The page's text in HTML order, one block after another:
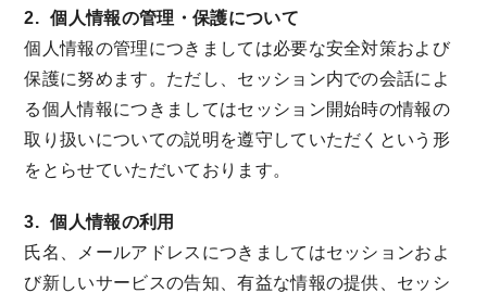
2.
個人情報の管理・保護について
個人情報の管理につきましては必要な安全対策および
保護に努めます。ただし、セッション内での会話によ
る個人情報につきましてはセッション開始時の情報の
取り扱いについての説明を遵守していただくという形
をとらせていただいております。
3.
個人情報の利用
氏名、メールアドレスにつきましてはセッションおよ
び新しいサービスの告知、有益な情報の提供、セッシ